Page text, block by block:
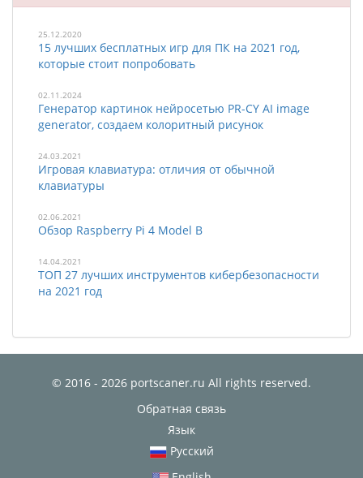
25.12.2020
15 лучших бесплатных игр для ПК на 2021 год,
которые стоит попробовать
02.11.2024
Генератор картинок нейросетью PR-CY AI image
generator, создаем колоритный рисунок
24.03.2021
Игровая клавиатура: отличия от обычной
клавиатуры
02.06.2021
Обзор Raspberry Pi 4 Model B
14.04.2021
ТОП 27 лучших инструментов кибербезопасности
на 2021 год
© 2016 - 2026 portscaner.ru All rights reserved.
Обратная связь
Язык
Русский